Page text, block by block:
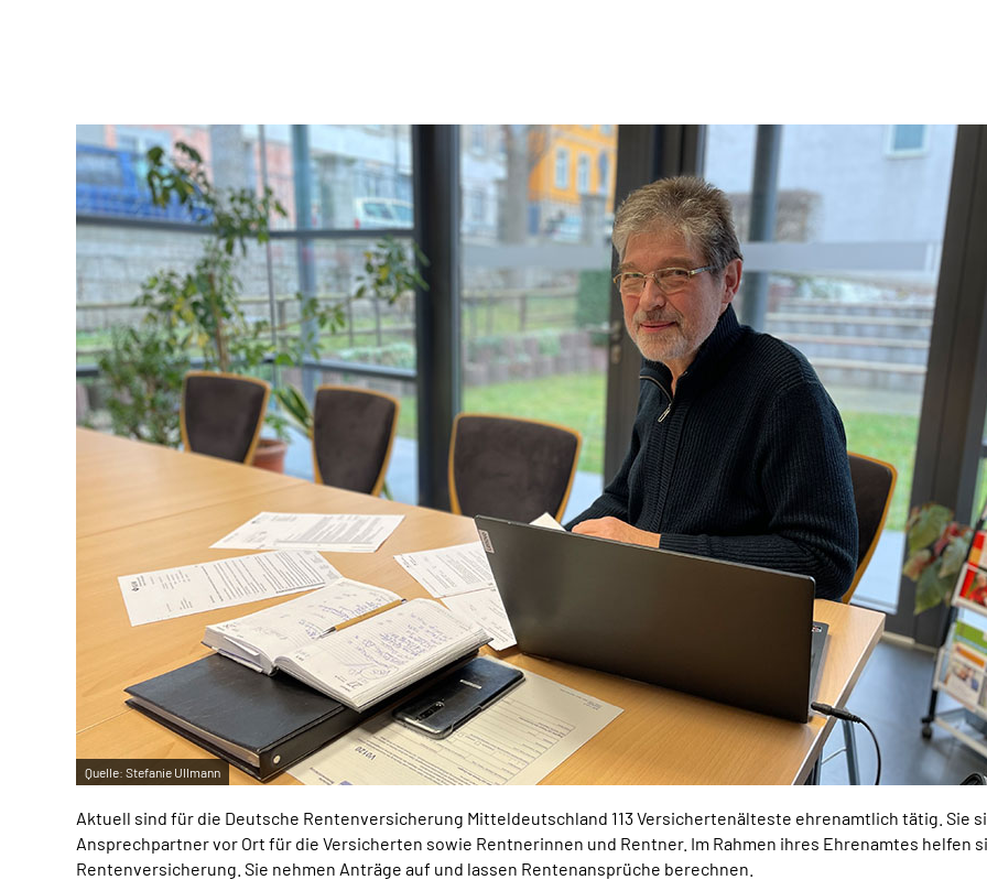
Quelle: Stefanie Ullmann
Aktuell sind für die Deutsche Rentenversicherung Mitteldeutschland 113 Versichertenälteste ehrenamtlich tätig. Sie
Ansprechpartner vor Ort für die Versicherten sowie Rentnerinnen und Rentner. Im Rahmen ihres Ehrenamtes helfen
Rentenversicherung. Sie nehmen Anträge auf und lassen Rentenansprüche berechnen.